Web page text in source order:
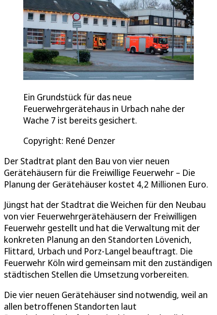
Ein Grundstück für das neue
Feuerwehrgerätehaus in Urbach nahe der
Wache 7 ist bereits gesichert.
Copyright: René Denzer
Der Stadtrat plant den Bau von vier neuen
Gerätehäusern für die Freiwillige Feuerwehr – Die
Planung der Gerätehäuser kostet 4,2 Millionen Euro.
Jüngst hat der Stadtrat die Weichen für den Neubau
von vier Feuerwehrgerätehäusern der Freiwilligen
Feuerwehr gestellt und hat die Verwaltung mit der
konkreten Planung an den Standorten Lövenich,
Flittard, Urbach und Porz-Langel beauftragt. Die
Feuerwehr Köln wird gemeinsam mit den zuständigen
städtischen Stellen die Umsetzung vorbereiten.
Die vier neuen Gerätehäuser sind notwendig, weil an
allen betroffenen Standorten laut